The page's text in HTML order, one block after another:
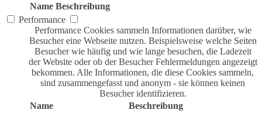
Name Beschreibung
Performance
Performance Cookies sammeln Informationen darüber, wie
Besucher eine Webseite nutzen. Beispielsweise welche Seiten
Besucher wie häufig und wie lange besuchen, die Ladezeit
der Website oder ob der Besucher Fehlermeldungen angezeigt
bekommen. Alle Informationen, die diese Cookies sammeln,
sind zusammengefasst und anonym - sie können keinen
Besucher identifizieren.
Name
Beschreibung